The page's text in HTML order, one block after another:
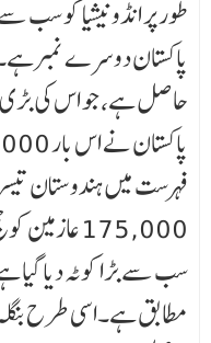
طور پر انڈونیشیا کو سب
پاکستان دوسرے
حاصل ہے، جو اس کی بڑی
فہرست میں ہندوستان
175,000
سب سے بڑا کوٹہ دیا گیا
مطابق ہے۔اسی طرح